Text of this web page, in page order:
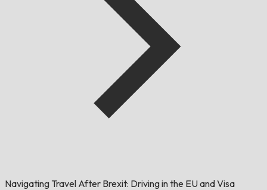
Navigating Travel After Brexit: Driving in the EU and Visa